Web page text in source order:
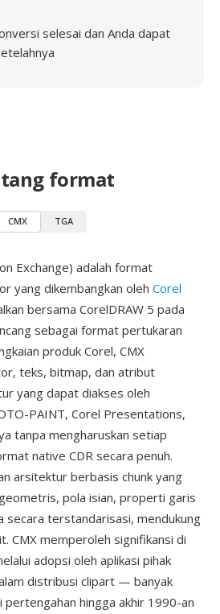
selesai dan Anda dapat
format
CMX TGA
Exchange) adalah format
yang dikembangkan oleh Corel
bersama CorelDRAW 5 pada
sebagai format pertukaran
produk Corel, CMX
teks, bitmap, dan atribut
yang dapat diakses oleh
PAINT, Corel Presentations,
tanpa mengharuskan setiap
native CDR secara penuh.
arsitektur berbasis chunk yang
pola isian, properti garis
secara terstandarisasi, mendukung
CMX memperoleh signifikansi di
adopsi oleh aplikasi pihak
distribusi clipart — banyak
hingga akhir 1990-an